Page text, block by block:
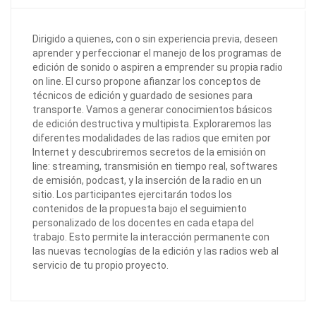
Dirigido a quienes, con o sin experiencia previa, deseen
aprender y perfeccionar el manejo de los programas de
edición de sonido o aspiren a emprender su propia radio
on line. El curso propone afianzar los conceptos de
técnicos de edición y guardado de sesiones para
transporte. Vamos a generar conocimientos básicos
de edición destructiva y multipista. Exploraremos las
diferentes modalidades de las radios que emiten por
Internet y descubriremos secretos de la emisión on
line: streaming, transmisión en tiempo real, softwares
de emisión, podcast, y la inserción de la radio en un
sitio. Los participantes ejercitarán todos los
contenidos de la propuesta bajo el seguimiento
personalizado de los docentes en cada etapa del
trabajo. Esto permite la interacción permanente con
las nuevas tecnologías de la edición y las radios web al
servicio de tu propio proyecto.